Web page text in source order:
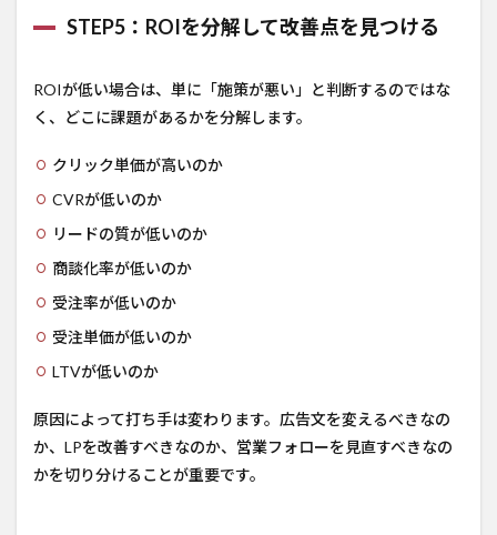
STEP5：ROIを分解して改善点を見つける
ROIが低い場合は、単に「施策が悪い」と判断するのではな
く、どこに課題があるかを分解します。
クリック単価が高いのか
CVRが低いのか
リードの質が低いのか
商談化率が低いのか
受注率が低いのか
受注単価が低いのか
LTVが低いのか
原因によって打ち手は変わります。広告文を変えるべきなの
か、LPを改善すべきなのか、営業フォローを見直すべきなの
かを切り分けることが重要です。